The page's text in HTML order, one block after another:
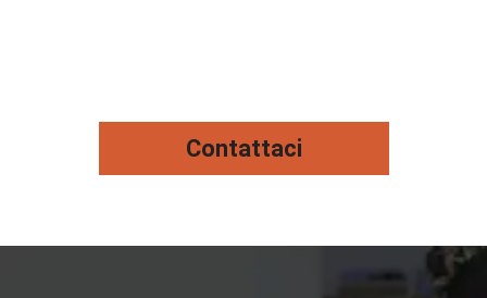
Contattaci